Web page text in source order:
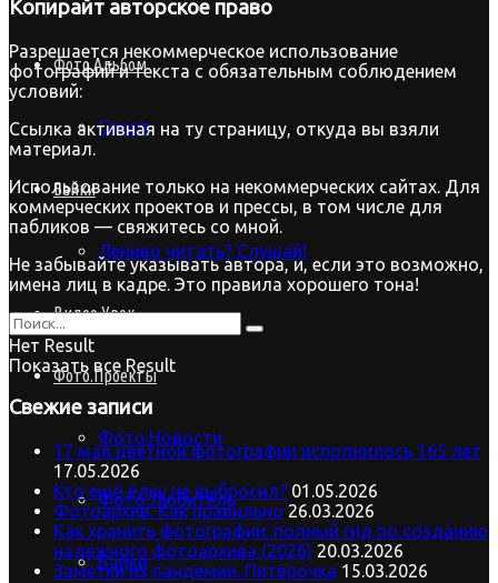
Фото.Альбом
Спорт
Байки
Лениво читать? Слушай!
Видео.Урок
Фото.Проекты
Фото.Новости
Фото.Любитель
Байки
Копирайт авторское право
Разрешается некоммерческое использование
фотографий и текста с обязательным соблюдением
условий:
Ссылка активная на ту страницу, откуда вы взяли
материал.
Использование только на некоммерческих сайтах. Для
коммерческих проектов и прессы, в том числе для
пабликов — свяжитесь со мной.
Не забывайте указывать автора, и, если это возможно,
имена лиц в кадре. Это правила хорошего тона!
Нет Result
Показать все Result
Свежие записи
17 мая цветной фотографии исполнилось 165 лет
17.05.2026
Кто ещё ёлку не выбросил? 01.05.2026
Фотоархив. Как правильно 26.03.2026
Как хранить фотографии: полный гид по созданию
надёжного фотоархива (2026) 20.03.2026
Заметки из пандемии. Пятёрочка 15.03.2026